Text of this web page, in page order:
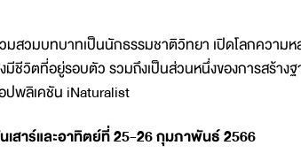
มสวมบทบาทเป็นนักธรรมชาติวิทยา เปิดโลกความ
มีชีวิตที่อยู่รอบตัว รวมถึงเป็นส่วนหนึ่งของการสร้า
ปพลิเคชัน iNaturalist
เสาร์และอาทิตย์ที่ 25-26 กุมภาพันธ์ 2566